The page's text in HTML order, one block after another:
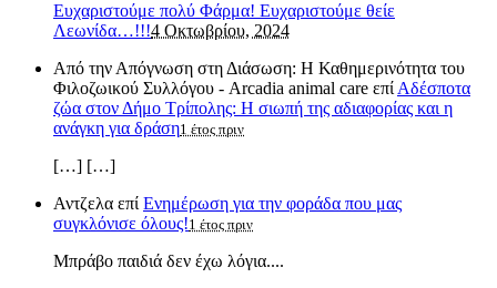
Ευχαριστούμε πολύ Φάρμα! Ευχαριστούμε θείε
Λεωνίδα…!!!4 Οκτωβρίου, 2024
Από την Απόγνωση στη Διάσωση: Η Καθημερινότητα του
Φιλοζωικού Συλλόγου - Arcadia animal care επί Αδέσποτα
ζώα στον Δήμο Τρίπολης: Η σιωπή της αδιαφορίας και η
ανάγκη για δράση1 έτος πριν
[…] […]
Αντζελα επί Ενημέρωση για την φοράδα που μας
συγκλόνισε όλους!1 έτος πριν
Μπράβο παιδιά δεν έχω λόγια....